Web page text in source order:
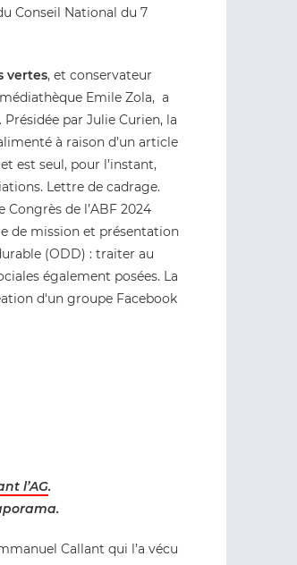
Conseil National du 7
vertes, et conservateur
Emile Zola, a
par Julie Curien, la
à raison d’un article
est seul, pour l’instant,
Lettre de cadrage.
de l’ABF 2024
de mission et présentation
(ODD) : traiter au
également posées. La
d'un groupe Facebook
l’AG.
Callant qui l’a vécu